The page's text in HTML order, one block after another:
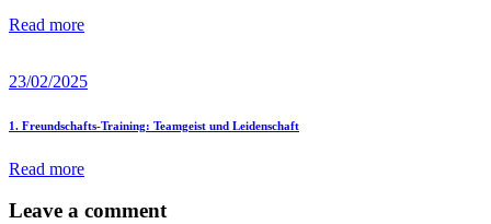
Read more
23/02/2025
1. Freundschafts-Training: Teamgeist und Leidenschaft
Read more
Leave a comment